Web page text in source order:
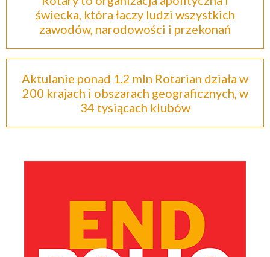
świecka, która łaczy ludzi wszystkich
zawodów, narodowości i przekonań
Aktulanie ponad 1,2 mln Rotarian działa w
200 krajach i obszarach geograficznych, w
34 tysiącach klubów